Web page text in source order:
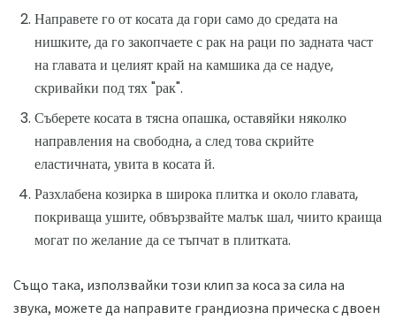
Направете го от косата да гори само до средата на
нишките, да го закопчаете с рак на раци по задната част
на главата и целият край на камшика да се надуе,
скривайки под тях "рак".
Съберете косата в тясна опашка, оставяйки няколко
направления на свободна, а след това скрийте
еластичната, увита в косата й.
Разхлабена козирка в широка плитка и около главата,
покриваща ушите, обвързвайте малък шал, чиито краища
могат по желание да се тъпчат в плитката.
Също така, използвайки този клип за коса за сила на
звука, можете да направите грандиозна прическа с двоен